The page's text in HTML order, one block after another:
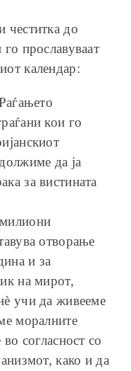
честитка до
прославуваат
календар:
кои го
да ја
за вистината
отворање
и за
на мирот,
учи да живееме
моралните
согласност со
како и да